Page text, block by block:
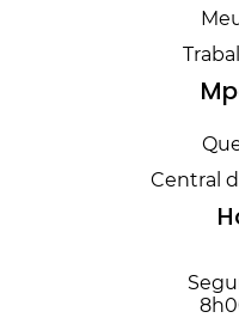
Central